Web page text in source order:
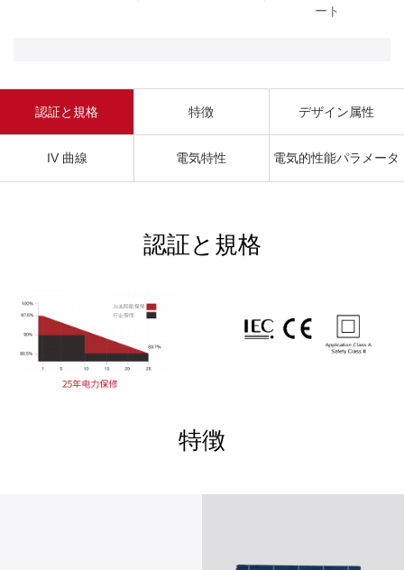
ート
認証と規格 特徴 デザイン属性
IV 曲線 電気特性 電気的性能パラメータ
認証と規格
特徴